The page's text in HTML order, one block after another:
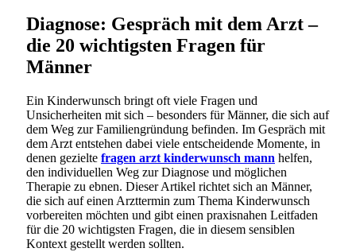
Diagnose: Gespräch mit dem Arzt –
die 20 wichtigsten Fragen für
Männer
Ein Kinderwunsch bringt oft viele Fragen und
Unsicherheiten mit sich – besonders für Männer, die sich auf
dem Weg zur Familiengründung befinden. Im Gespräch mit
dem Arzt entstehen dabei viele entscheidende Momente, in
denen gezielte fragen arzt kinderwunsch mann helfen,
den individuellen Weg zur Diagnose und möglichen
Therapie zu ebnen. Dieser Artikel richtet sich an Männer,
die sich auf einen Arzttermin zum Thema Kinderwunsch
vorbereiten möchten und gibt einen praxisnahen Leitfaden
für die 20 wichtigsten Fragen, die in diesem sensiblen
Kontext gestellt werden sollten.